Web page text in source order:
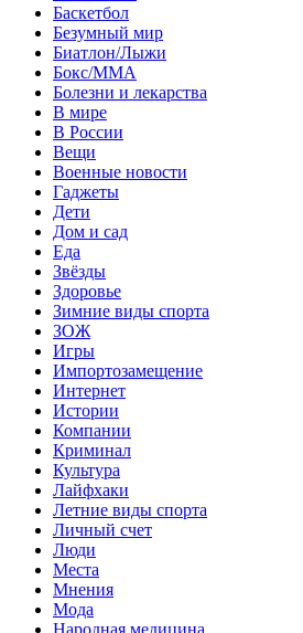
Баскетбол
Безумный мир
Биатлон/Лыжи
Бокс/MMA
Болезни и лекарства
В мире
В России
Вещи
Военные новости
Гаджеты
Дети
Дом и сад
Еда
Звёзды
Здоровье
Зимние виды спорта
ЗОЖ
Игры
Импортозамещение
Интернет
Истории
Компании
Криминал
Культура
Лайфхаки
Летние виды спорта
Личный счет
Люди
Места
Мнения
Мода